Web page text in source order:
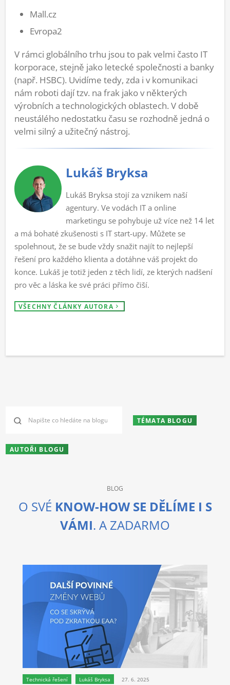
Mall.cz
Evropa2
V rámci globálního trhu jsou to pak velmi často IT
korporace, stejně jako letecké společnosti a banky
(např. HSBC). Uvidíme tedy, zda i v komunikaci
nám roboti dají tzv. na frak jako v některých
výrobních a technologických oblastech. V době
neustálého nedostatku času se rozhodně jedná o
velmi silný a užitečný nástroj.
Lukáš Bryksa
Lukáš Bryksa stojí za vznikem naší
agentury. Ve vodách IT a online
marketingu se pohybuje už více než 14 let
a má bohaté zkušenosti s IT start-upy. Můžete se
spolehnout, že se bude vždy snažit najít to nejlepší
řešení pro každého klienta a dotáhne váš projekt do
konce. Lukáš je totiž jeden z těch lidí, ze kterých nadšení
pro věc a láska ke své práci přímo čiší.
VŠECHNY ČLÁNKY AUTORA
TÉMATA BLOGU
AUTOŘI BLOGU
BLOG
O SVÉ KNOW-HOW SE DĚLÍME I S
VÁMI. A ZADARMO
Technická řešení Lukáš Bryksa 27. 6. 2025